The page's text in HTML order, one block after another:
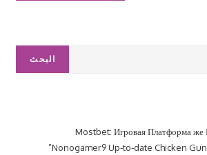
البحث
Mostbet: Игровая Платформа же
Nonogamer9 Up-to-date Chicken